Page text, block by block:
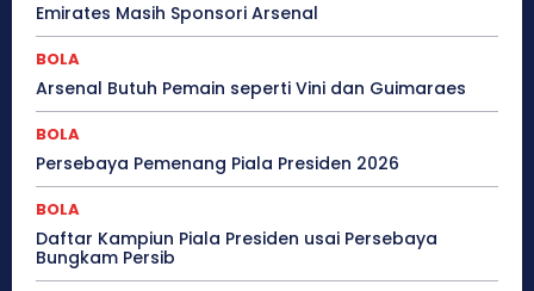
Emirates Masih Sponsori Arsenal
BOLA
Arsenal Butuh Pemain seperti Vini dan Guimaraes
BOLA
Persebaya Pemenang Piala Presiden 2026
BOLA
Daftar Kampiun Piala Presiden usai Persebaya
Bungkam Persib